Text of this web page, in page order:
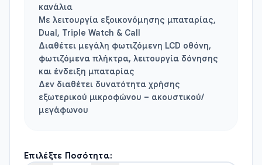
κανάλια
Με λειτουργία εξοικονόμησης μπαταρίας,
Dual, Triple Watch & Call
Διαθέτει μεγάλη φωτιζόμενη LCD οθόνη,
φωτιζόμενα πλήκτρα, λειτουργία δόνησης
και ένδειξη μπαταρίας
Δεν διαθέτει δυνατότητα χρήσης
εξωτερικού μικροφώνου – ακουστικού/
μεγάφωνου
Επιλέξτε Ποσότητα: